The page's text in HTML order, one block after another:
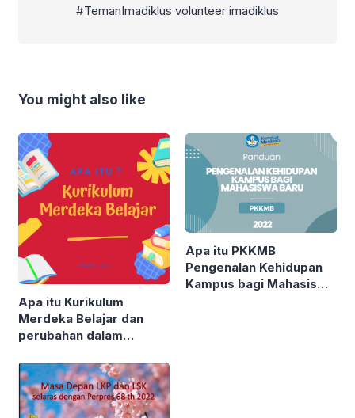
#TemanImadiklus volunteer imadiklus
You might also like
Apa itu Kurikulum
Merdeka Belajar dan
perubahan dalam
Apa itu PKKMB
Pengenalan Kehidupan
Kampus bagi Mahasiswa